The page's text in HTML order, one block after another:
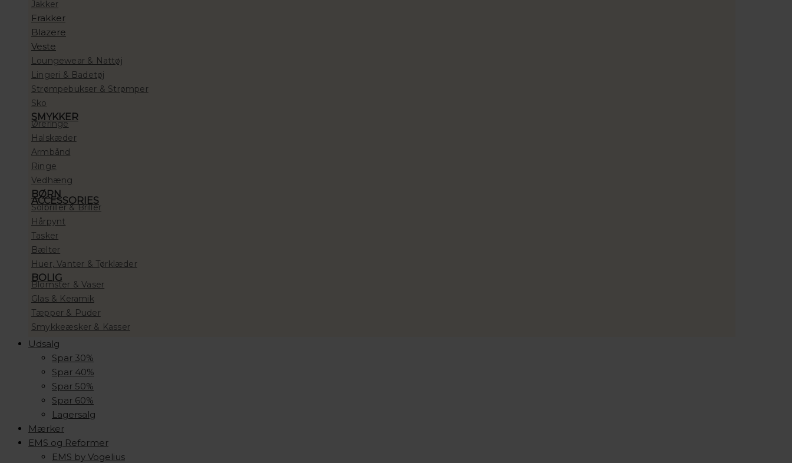
Jakker
Frakker
Blazere
Veste
Loungewear & Nattøj
Lingeri & Badetøj
Strømpebukser & Strømper
Sko
SMYKKER
Øreringe
Halskæder
Armbånd
Ringe
Vedhæng
BØRN
ACCESSORIES
Solbriller & Briller
Hårpynt
Tasker
Bælter
Huer, Vanter & Tørklæder
BOLIG
Blomster & Vaser
Glas & Keramik
Tæpper & Puder
Smykkeæsker & Kasser
Udsalg
Spar 30%
Spar 40%
Spar 50%
Spar 60%
Lagersalg
Mærker
EMS og Reformer
EMS by Vogelius